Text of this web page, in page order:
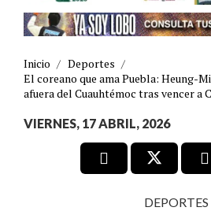
Inicio / Deportes /
El coreano que ama Puebla: Heung-
afuera del Cuauhtémoc tras vencer a
VIERNES, 17 ABRIL, 2026
DEPORTES